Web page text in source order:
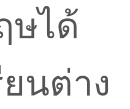
ษได้
นต่าง